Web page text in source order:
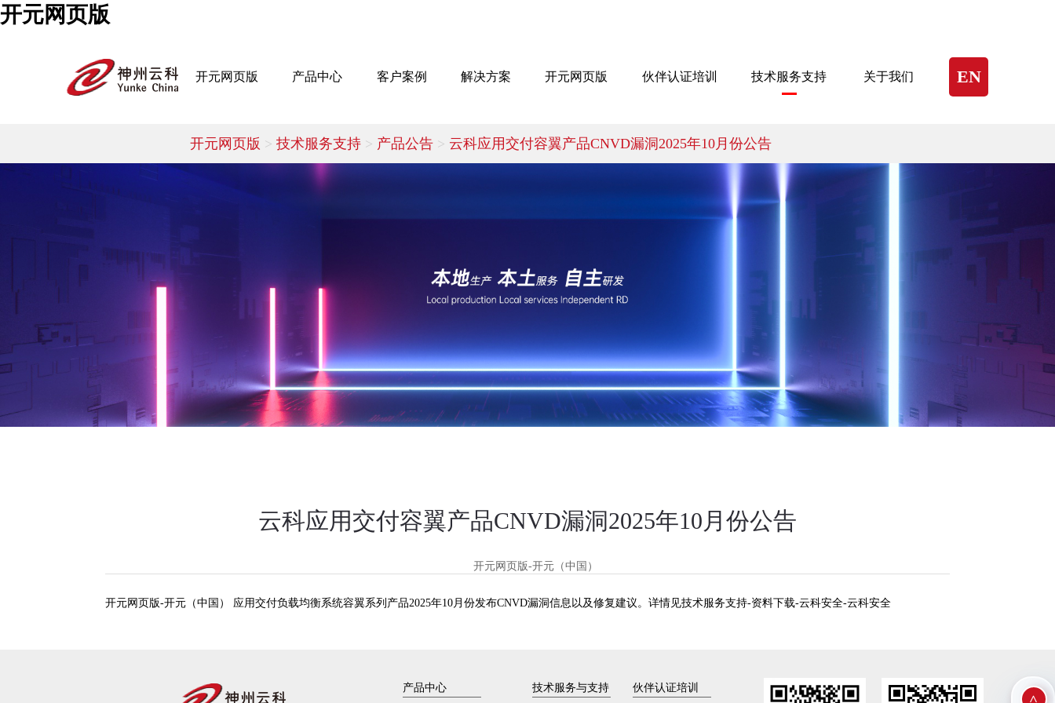
开元网页版
开元网页版 产品中心 客户案例 解决方案 开元网页版 伙伴认证培训 技术服务支持 关于我们 EN
开元网页版 > 技术服务支持> 产品公告> 云科应用交付容翼产品CNVD漏洞2025年10月份公告
云科应用交付容翼产品CNVD漏洞2025年10月份公告
开元网页版-开元（中国）
开元网页版-开元（中国） 应用交付负载均衡系统容翼系列产品2025年10月份发布CNVD漏洞信息以及修复建议。详情见技术服务支持-资料下载-云科安全-云科安全
产品中心 技术服务与支持 伙伴认证培训
>